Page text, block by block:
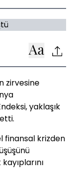
zirvesine
yaklaşık
finansal krizden